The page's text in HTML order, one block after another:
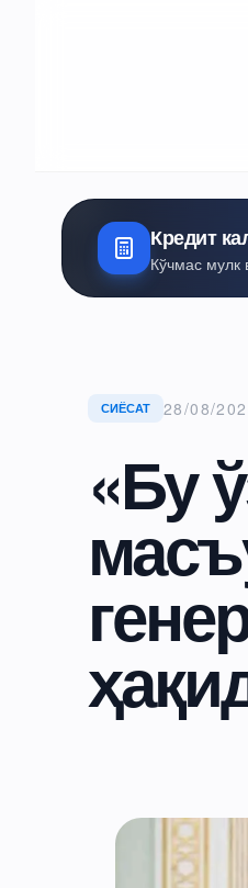
Кредит
Кўчмас мулк
СИЁСАТ 28/08/
«Бу